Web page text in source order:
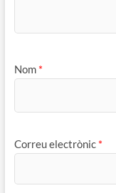
Nom *
Correu electrònic *